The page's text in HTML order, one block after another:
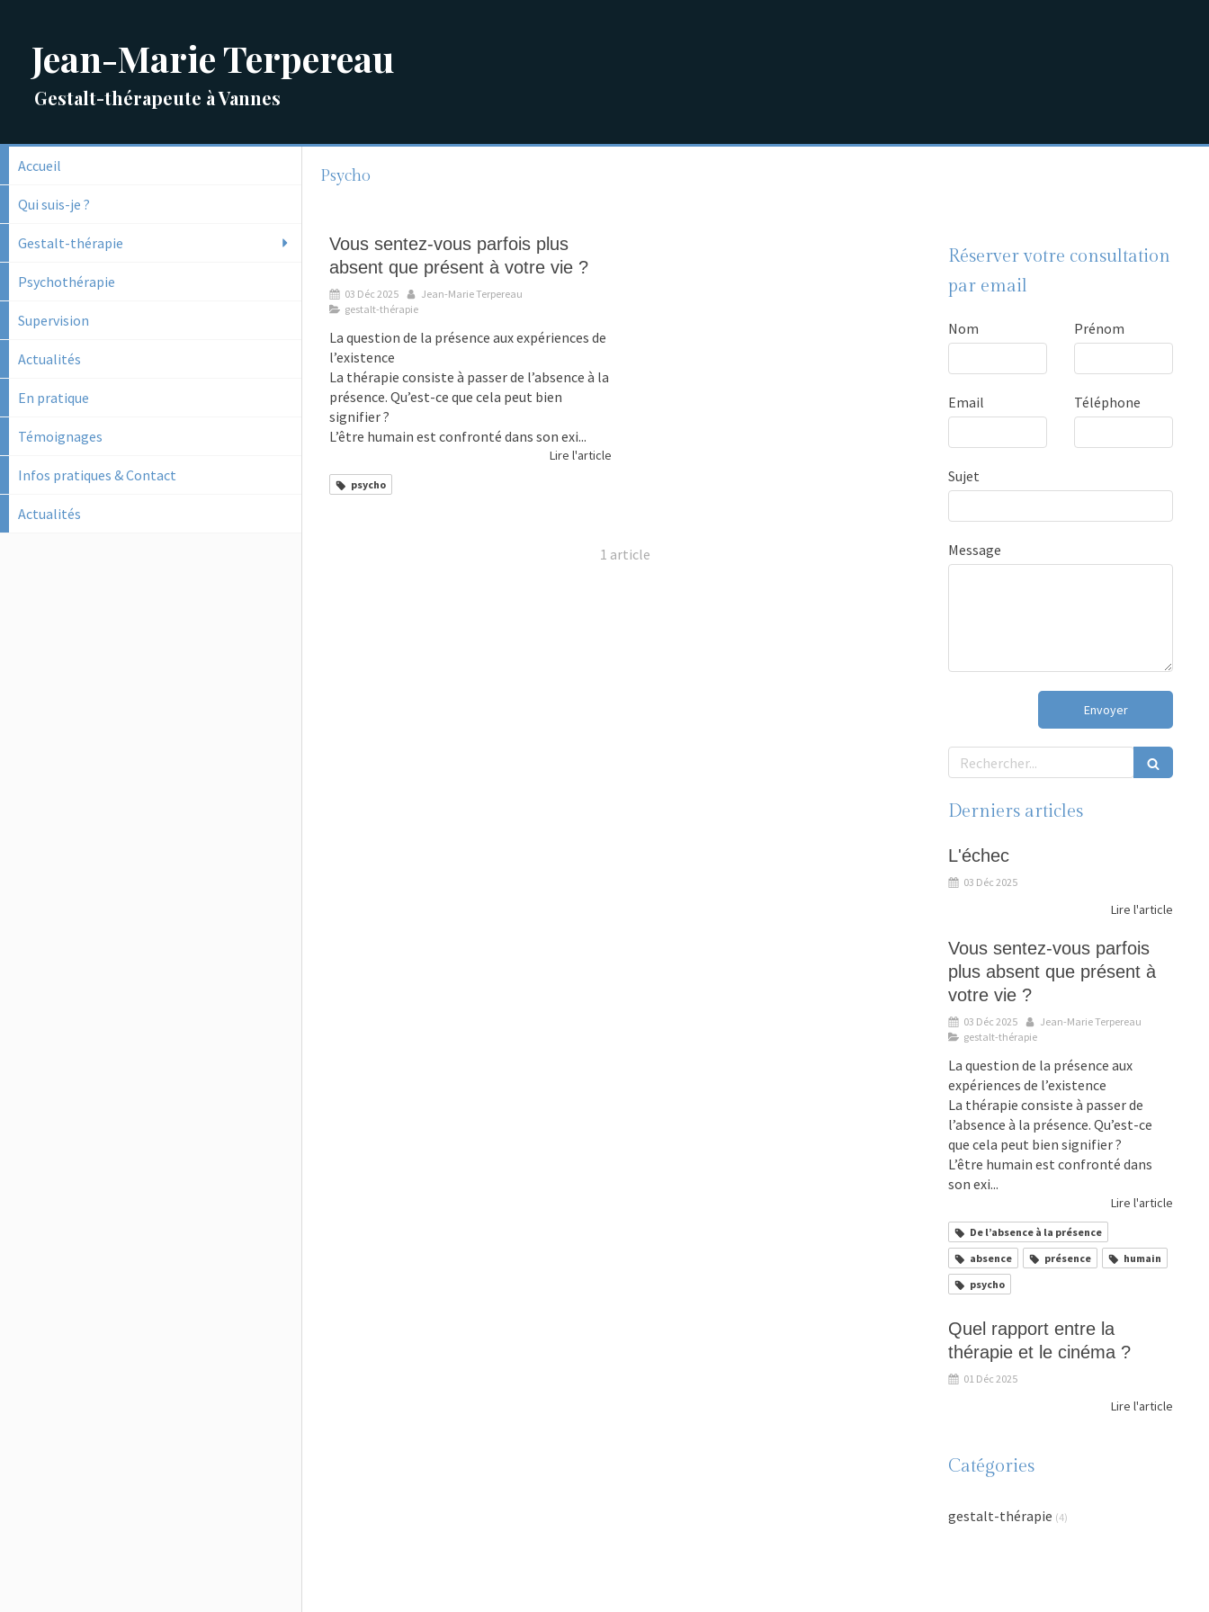
Jean-Marie Terpereau
Gestalt-thérapeute à Vannes
Accueil
Qui suis-je ?
Gestalt-thérapie
Psychothérapie
Supervision
Actualités
En pratique
Témoignages
Infos pratiques & Contact
Actualités
Psycho
Vous sentez-vous parfois plus
absent que présent à votre vie ?
03 Déc 2025
Jean-Marie Terpereau
gestalt-thérapie
La question de la présence aux expériences de
l’existence
La thérapie consiste à passer de l’absence à la
présence. Qu’est-ce que cela peut bien
signifier ?
L’être humain est confronté dans son exi...
Lire l'article
psycho
1 article
Réserver votre consultation
par email
Nom Prénom
Email Téléphone
Sujet
Message
Envoyer
Rechercher
Derniers articles
L'échec
03 Déc 2025
Lire l'article
Vous sentez-vous parfois
plus absent que présent à
votre vie ?
03 Déc 2025
Jean-Marie Terpereau
gestalt-thérapie
La question de la présence aux
expériences de l’existence
La thérapie consiste à passer de
l’absence à la présence. Qu’est-ce
que cela peut bien signifier ?
L’être humain est confronté dans
son exi...
Lire l'article
De l’absence à la présence
absence
présence
humain
psycho
Quel rapport entre la
thérapie et le cinéma ?
01 Déc 2025
Lire l'article
Catégories
gestalt-thérapie (4)